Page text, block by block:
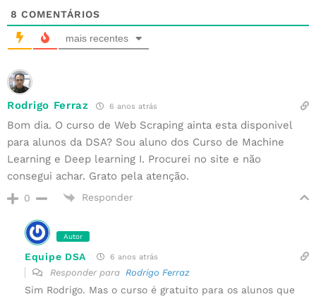
8 COMENTÁRIOS
mais recentes
Rodrigo Ferraz 6 anos atrás
Bom dia. O curso de Web Scraping ainta esta disponivel
para alunos da DSA? Sou aluno dos Curso de Machine
Learning e Deep learning I. Procurei no site e não
consegui achar. Grato pela atenção.
0 Responder
Autor
Equipe DSA 6 anos atrás
Responder para Rodrigo Ferraz
Sim Rodrigo. Mas o curso é gratuito para os alunos que